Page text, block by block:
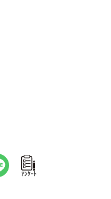
ｱﾝｹｰﾄ